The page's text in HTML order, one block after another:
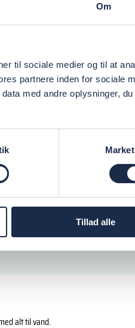
Om
til sociale medier og til at
partnere inden for sociale
med andre oplysninger,
Tillad alle
alt til vand.